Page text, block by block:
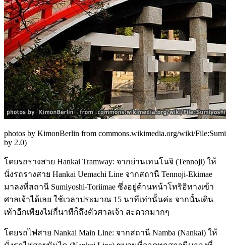
photos by KimonBerlin from commons.wikimedia.org/wiki/
by 2.0)
โดยรถรางสาย Hankai Tramway: จากย่านเทนโนจิ (Tennoji) ให้
นั่งรถรางสาย Hankai Uemachi Line จากสถานี Tennoji-Ekimae
มาลงที่สถานี Sumiyoshi-Toriimae ซึ่งอยู่ด้านหน้าโทริอิทางเข้า
ศาลเจ้าได้เลย ใช้เวลาประมาณ 15 นาทีเท่านั้นค่ะ จากนั้นเดิน
เท้าอีกเพียงไม่กี่นาทีก็ถึงตัวศาลเจ้า สะดวกมากๆ
โดยรถไฟสาย Nankai Main Line: จากสถานี Namba (Nankai) ให้